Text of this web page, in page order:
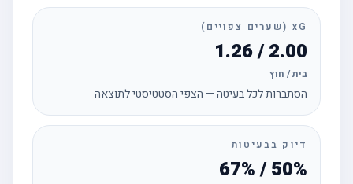
xG (שערים צפויים)
2.00 / 1.26
בית / חוץ
הסתברות לכל בעיטה — הצפי הסטטיסטי לתוצאה
דיוק בבעיטות
50% / 67%